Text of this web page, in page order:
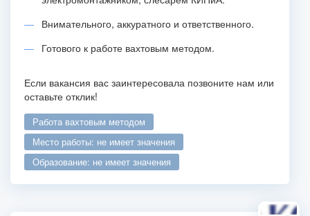
Внимательного, аккуратного и ответственного.
Готового к работе вахтовым методом.
Если вакансия вас заинтересовала позвоните нам или
оставьте отклик!
работа вахтовым методом
место работы: не имеет значения
образование: не имеет значения